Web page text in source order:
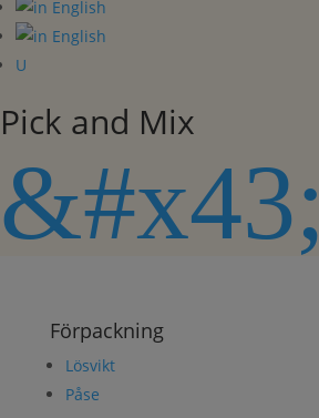
U
Pick and Mix
&#x43;
Förpackning
Lösvikt
Påse